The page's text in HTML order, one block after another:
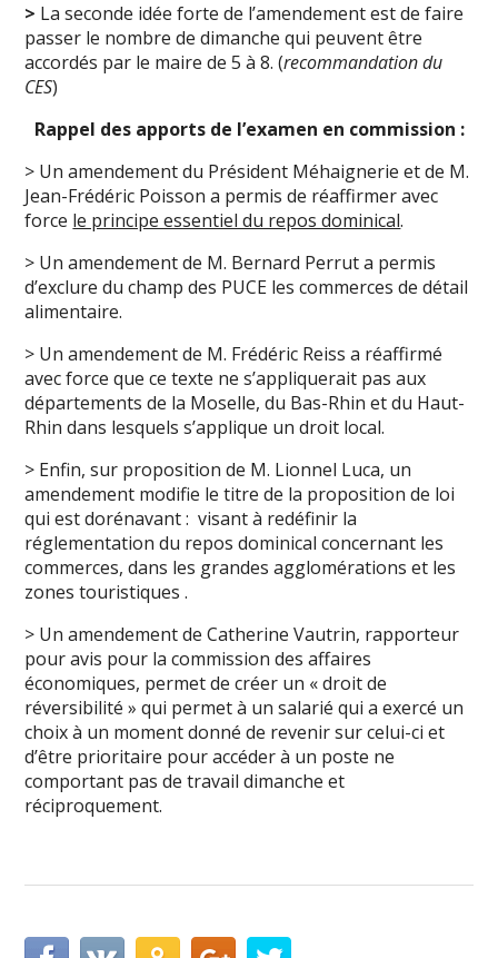
> La seconde idée forte de l’amendement est de faire
passer le nombre de dimanche qui peuvent être
accordés par le maire de 5 à 8. (recommandation du
CES)
Rappel des apports de l’examen en commission :
> Un amendement du Président Méhaignerie et de M.
Jean-Frédéric Poisson a permis de réaffirmer avec
force le principe essentiel du repos dominical.
> Un amendement de M. Bernard Perrut a permis
d’exclure du champ des PUCE les commerces de détail
alimentaire.
> Un amendement de M. Frédéric Reiss a réaffirmé
avec force que ce texte ne s’appliquerait pas aux
départements de la Moselle, du Bas-Rhin et du Haut-
Rhin dans lesquels s’applique un droit local.
> Enfin, sur proposition de M. Lionnel Luca, un
amendement modifie le titre de la proposition de loi
qui est dorénavant : visant à redéfinir la
réglementation du repos dominical concernant les
commerces, dans les grandes agglomérations et les
zones touristiques .
> Un amendement de Catherine Vautrin, rapporteur
pour avis pour la commission des affaires
économiques, permet de créer un « droit de
réversibilité » qui permet à un salarié qui a exercé un
choix à un moment donné de revenir sur celui-ci et
d’être prioritaire pour accéder à un poste ne
comportant pas de travail dimanche et
réciproquement.